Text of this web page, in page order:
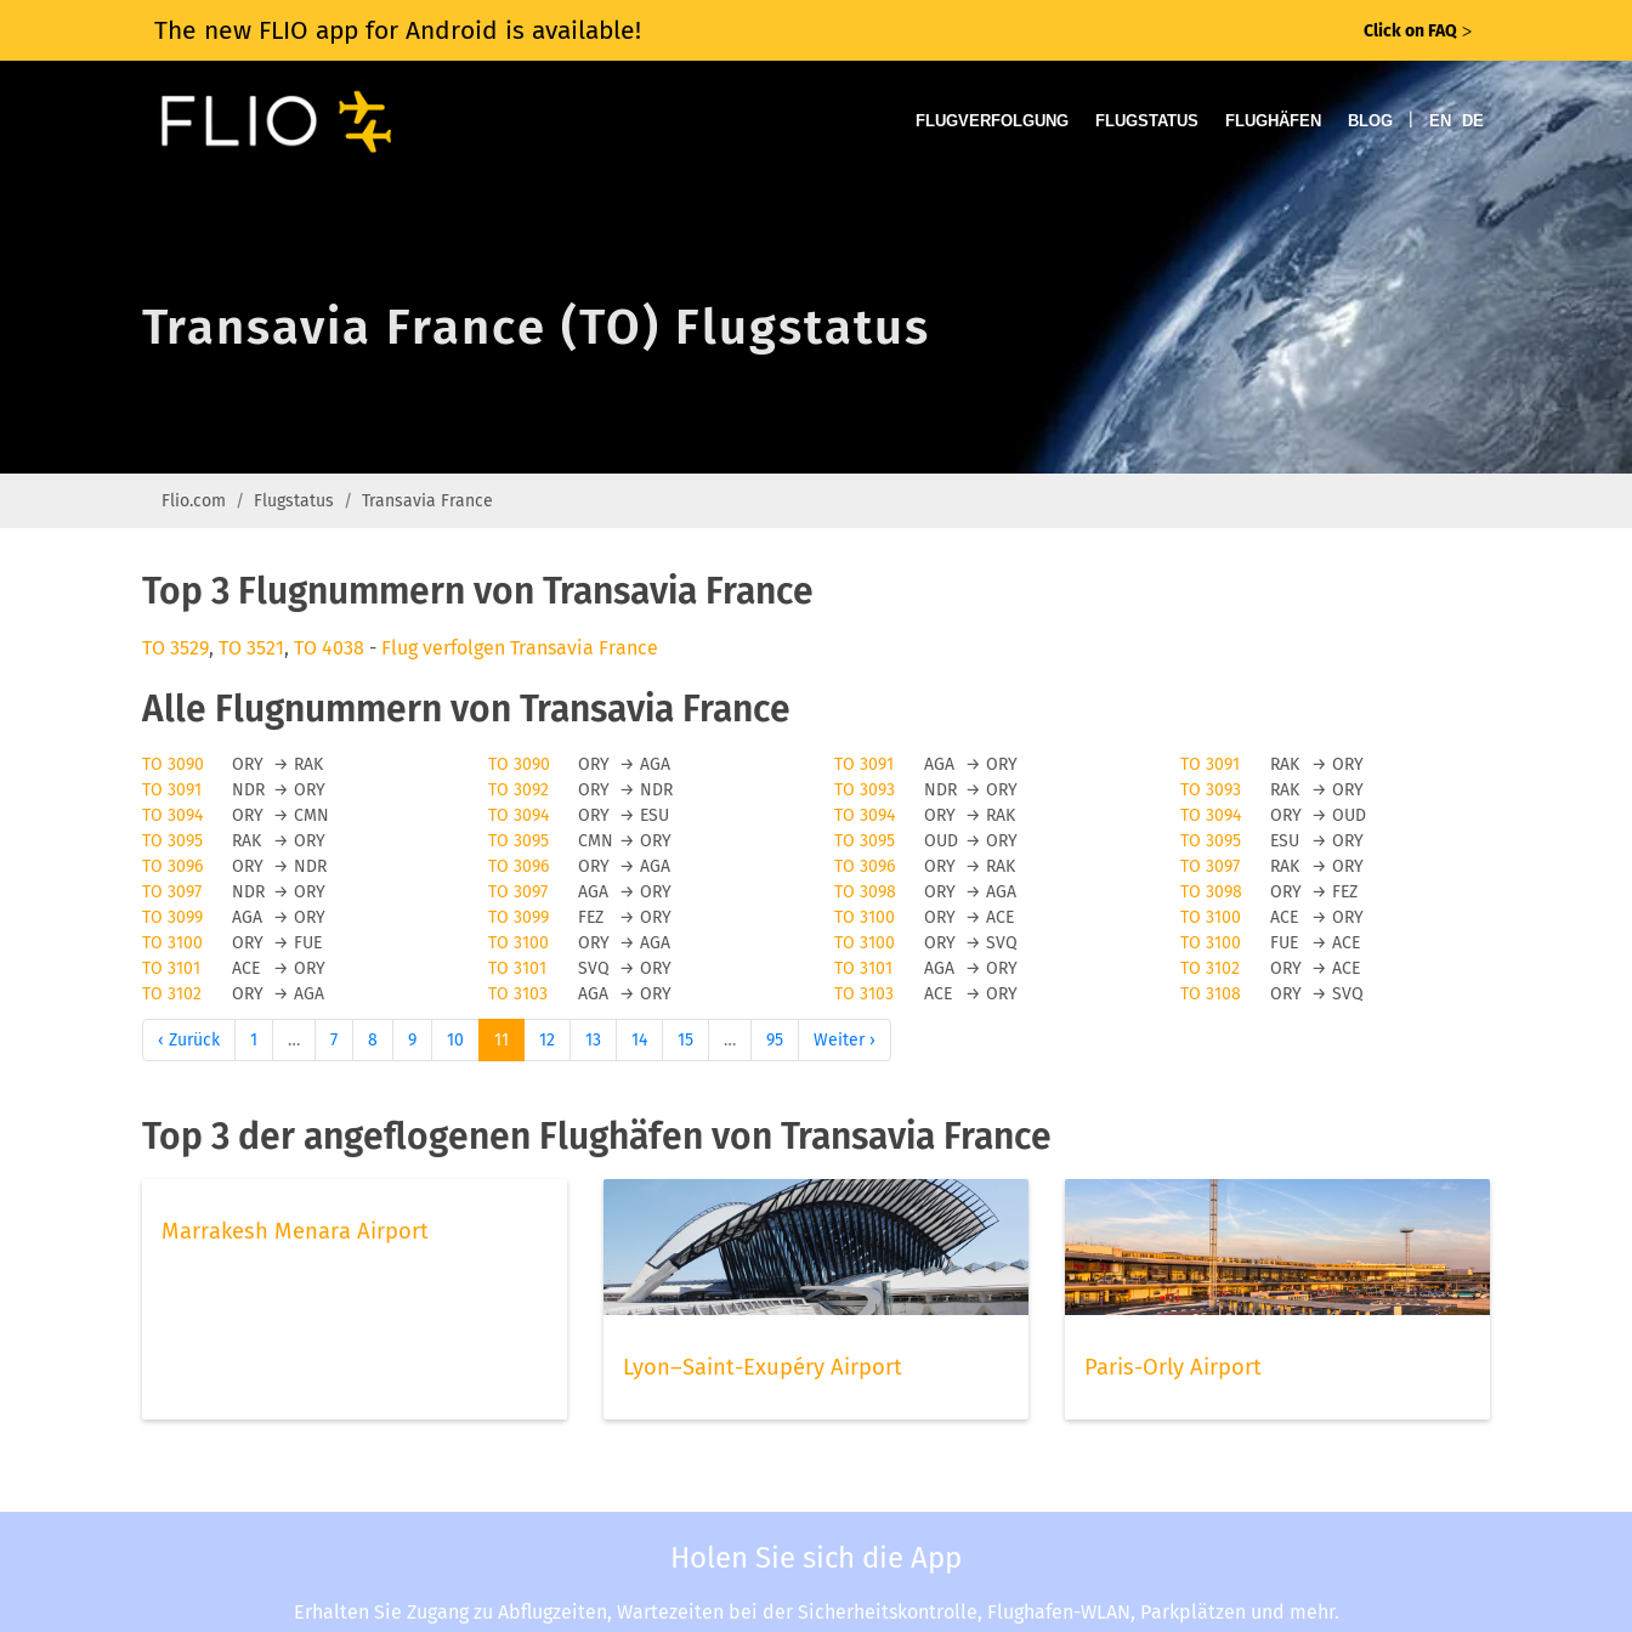
The new FLIO app for Android is available! Click on FAQ ᐳ
FLUGVERFOLGUNG FLUGSTATUS FLUGHÄFEN BLOG | EN DE
Transavia France (TO) Flugstatus
Flio.com Flugstatus Transavia France
Top 3 Flugnummern von Transavia France
TO 3529, TO 3521, TO 4038 - Flug verfolgen Transavia France
Alle Flugnummern von Transavia France
TO 3090 ORY → RAK TO 3090 ORY → AGA TO 3091 AGA → ORY TO 3091 RAK → ORY
TO 3091
NDR → ORY TO 3092 ORY → NDR TO 3093 NDR → ORY TO 3093 RAK → ORY
TO 3094
ORY → CMN TO 3094 ORY → ESU TO 3094 ORY → RAK TO 3094 ORY → OUD
TO 3095
RAK → ORY TO 3095 CMN → ORY TO 3095 OUD → ORY TO 3095 ESU → ORY
TO 3096
ORY → NDR TO 3096 ORY → AGA TO 3096 ORY → RAK TO 3097 RAK → ORY
TO 3097
NDR → ORY TO 3097 AGA → ORY TO 3098 ORY → AGA TO 3098 ORY → FEZ
TO 3099
AGA → ORY TO 3099 FEZ → ORY TO 3100 ORY → ACE TO 3100 ACE → ORY
TO 3100
ORY → FUE TO 3100 ORY → AGA TO 3100 ORY → SVQ TO 3100 FUE → ACE
TO 3101
ACE → ORY TO 3101 SVQ → ORY TO 3101 AGA → ORY TO 3102 ORY → ACE
TO 3102
ORY → AGA TO 3103 AGA → ORY TO 3103 ACE → ORY TO 3108 ORY → SVQ
‹ Zurück 1 … 7 8 9 10 11 12 13 14 15 … 95 Weiter ›
Top 3 der angeflogenen Flughäfen von Transavia France
Marrakesh Menara Airport
Lyon–Saint-Exupéry Airport Paris-Orly Airport
Holen Sie sich die App
Erhalten Sie Zugang zu Abflugzeiten, Wartezeiten bei der Sicherheitskontrolle, Flughafen-WLAN, Parkplätzen und mehr.